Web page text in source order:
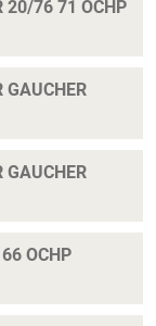
20/76 71 OCHP
OCHP